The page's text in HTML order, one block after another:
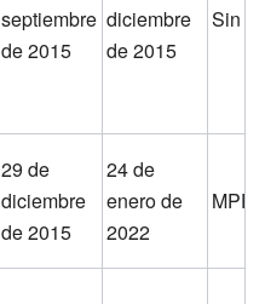
septiembre
de 2015
diciembre
de 2015
Sin
29 de
diciembre
de 2015
24 de
enero de
2022
MPP